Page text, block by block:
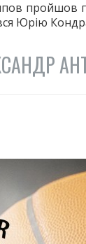
пройшов
Юрію